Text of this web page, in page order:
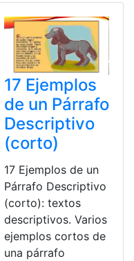
17 Ejemplos
de un Párrafo
Descriptivo
(corto)
17 Ejemplos de un
Párrafo Descriptivo
(corto): textos
descriptivos. Varios
ejemplos cortos de
una párrafo